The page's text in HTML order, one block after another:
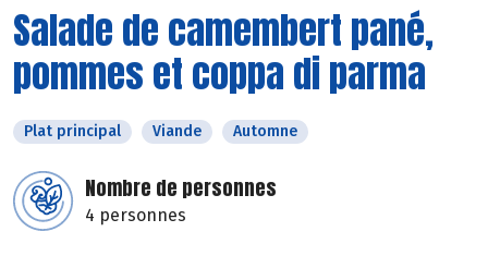
Salade de camembert pané,
pommes et coppa di parma
Plat principal Viande Automne
Nombre de personnes
4 personnes